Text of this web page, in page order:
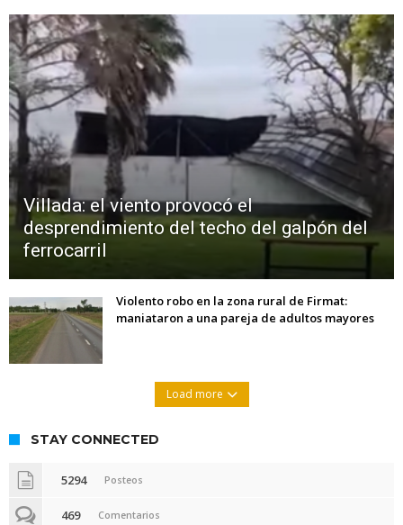
Villada: el viento provocó el
desprendimiento del techo del galpón del
ferrocarril
Violento robo en la zona rural de Firmat:
maniataron a una pareja de adultos mayores
Load more
STAY CONNECTED
5294 Posteos
469 Comentarios